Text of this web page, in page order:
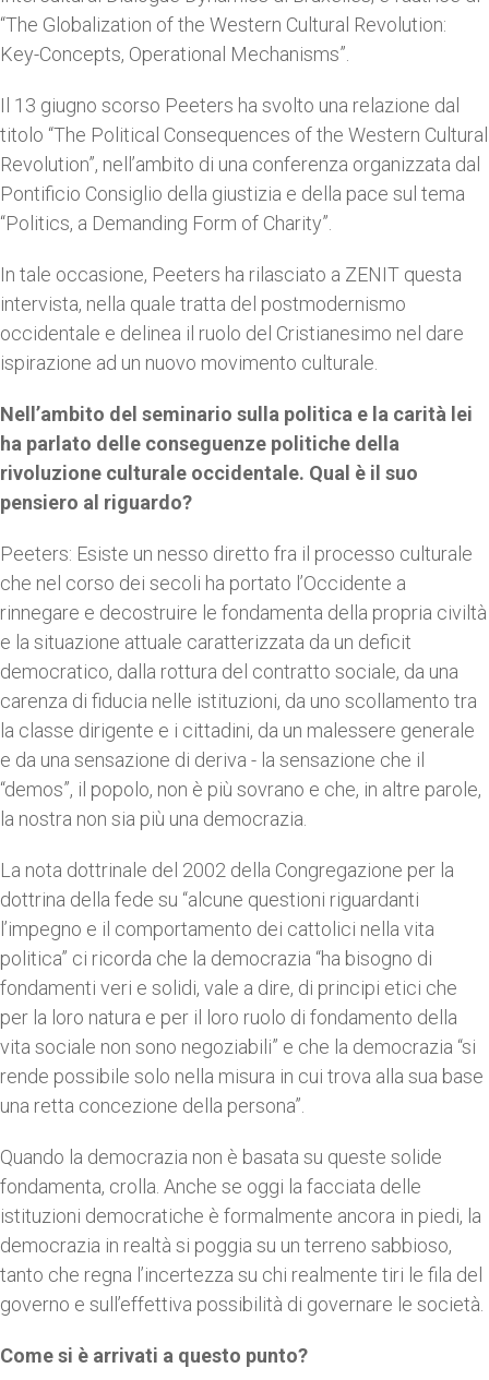
“The Globalization of the Western Cultural Revolution:
Key-Concepts, Operational Mechanisms”.
Il 13 giugno scorso Peeters ha svolto una relazione dal
titolo “The Political Consequences of the Western Cultural
Revolution”, nell’ambito di una conferenza organizzata dal
Pontificio Consiglio della giustizia e della pace sul tema
“Politics, a Demanding Form of Charity”.
In tale occasione, Peeters ha rilasciato a ZENIT questa
intervista, nella quale tratta del postmodernismo
occidentale e delinea il ruolo del Cristianesimo nel dare
ispirazione ad un nuovo movimento culturale.
Nell’ambito del seminario sulla politica e la carità lei
ha parlato delle conseguenze politiche della
rivoluzione culturale occidentale. Qual è il suo
pensiero al riguardo?
Peeters: Esiste un nesso diretto fra il processo culturale
che nel corso dei secoli ha portato l’Occidente a
rinnegare e decostruire le fondamenta della propria civiltà
e la situazione attuale caratterizzata da un deficit
democratico, dalla rottura del contratto sociale, da una
carenza di fiducia nelle istituzioni, da uno scollamento tra
la classe dirigente e i cittadini, da un malessere generale
e da una sensazione di deriva - la sensazione che il
“demos”, il popolo, non è più sovrano e che, in altre parole,
la nostra non sia più una democrazia.
La nota dottrinale del 2002 della Congregazione per la
dottrina della fede su “alcune questioni riguardanti
l’impegno e il comportamento dei cattolici nella vita
politica” ci ricorda che la democrazia “ha bisogno di
fondamenti veri e solidi, vale a dire, di principi etici che
per la loro natura e per il loro ruolo di fondamento della
vita sociale non sono negoziabili” e che la democrazia “si
rende possibile solo nella misura in cui trova alla sua base
una retta concezione della persona”.
Quando la democrazia non è basata su queste solide
fondamenta, crolla. Anche se oggi la facciata delle
istituzioni democratiche è formalmente ancora in piedi, la
democrazia in realtà si poggia su un terreno sabbioso,
tanto che regna l’incertezza su chi realmente tiri le fila del
governo e sull’effettiva possibilità di governare le società.
Come si è arrivati a questo punto?